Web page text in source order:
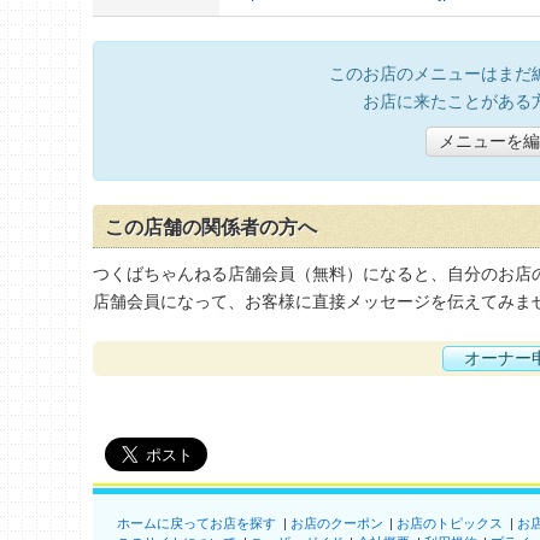
このお店のメニューはまだ
お店に来たことがある
メニューを
この店舗の関係者の方へ
つくばちゃんねる店舗会員（無料）になると、自分のお
店舗会員になって、お客様に直接メッセージを伝えてみま
オーナー
ホームに戻ってお店を探す お店のクーポン お店のトピックス
お